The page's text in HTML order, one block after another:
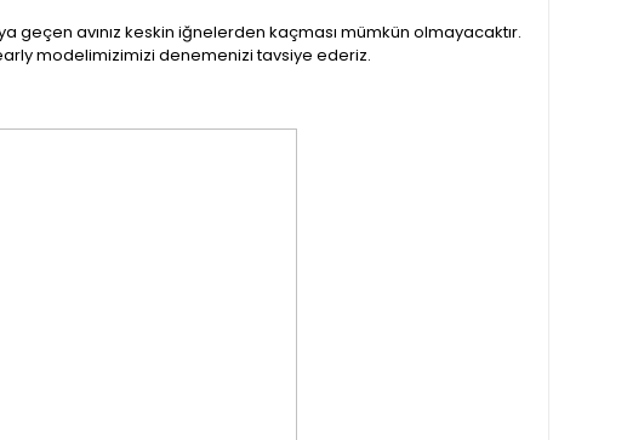
geçen avınız keskin iğnelerden kaçması mümkün olmayacaktır.
modelimizimizi denemenizi tavsiye ederiz.